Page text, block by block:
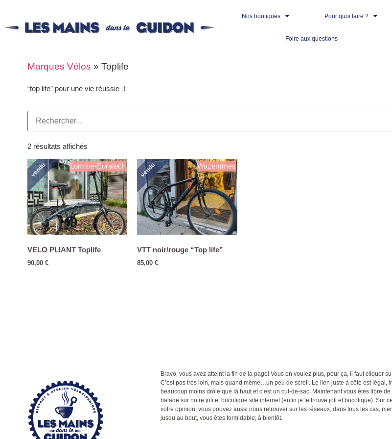
Nos boutiques Pour quoi faire ?
Foire aux questions
Marques Vélos » Toplife
“top life” pour une vie réussie !
2 résultats affichés
Lomme-Euratech
vendu
VELO PLIANT Toplife
90,00 €
Wazemmes
vendu
VTT noir/rouge “Top life”
85,00€
Bravo, vous avez atteint la fin de la page! Vous en voulez plus, pour ça, il faut cliquer
C’est pas très loin, mais quand même…un peu de scroll. Le lien juste à côté est légal,
beaucoup moins drôle que là haut et c’est un cul-de-sac. Maintenant vous êtes libre
balade sur notre joli et bucolique site internet (enfin je le trouve joli et bucolique). Sur
votre opinion, vous pouvez aussi nous retrouver sur les réseaux, dans tous les cas,
jusqu’au bout, vous êtes formidable; à bientôt.